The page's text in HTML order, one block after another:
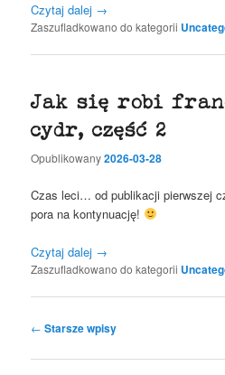
Czytaj dalej →
Zaszufladkowano do kategorii
Jak się robi
cydr, część 2
Opublikowany2026-03-28
Czas leci… od publikacji pierwszej
pora na kontynuację!
Czytaj dalej →
Zaszufladkowano do kategorii
Nawigacja
← Starsze wpisy